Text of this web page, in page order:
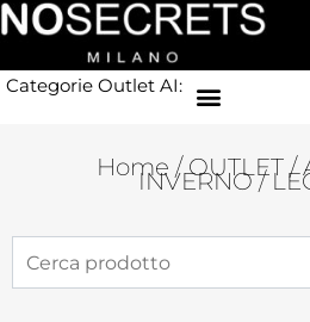
Categorie Outlet AI:
Home /OUTLET/
INVERNO/